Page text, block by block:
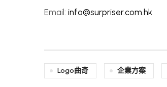
Email: info@surpriser.com.hk
Logo曲奇 企業方案